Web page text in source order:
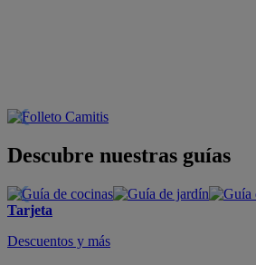
Descubre nuestras guías
Tarjeta
Descuentos y más